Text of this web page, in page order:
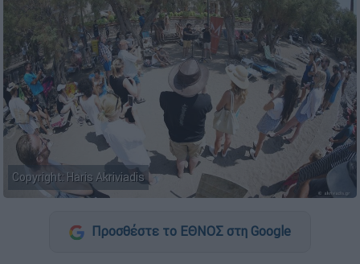
Copyright: Haris Akriviadis
Προσθέστε το ΕΘΝΟΣ στη Google